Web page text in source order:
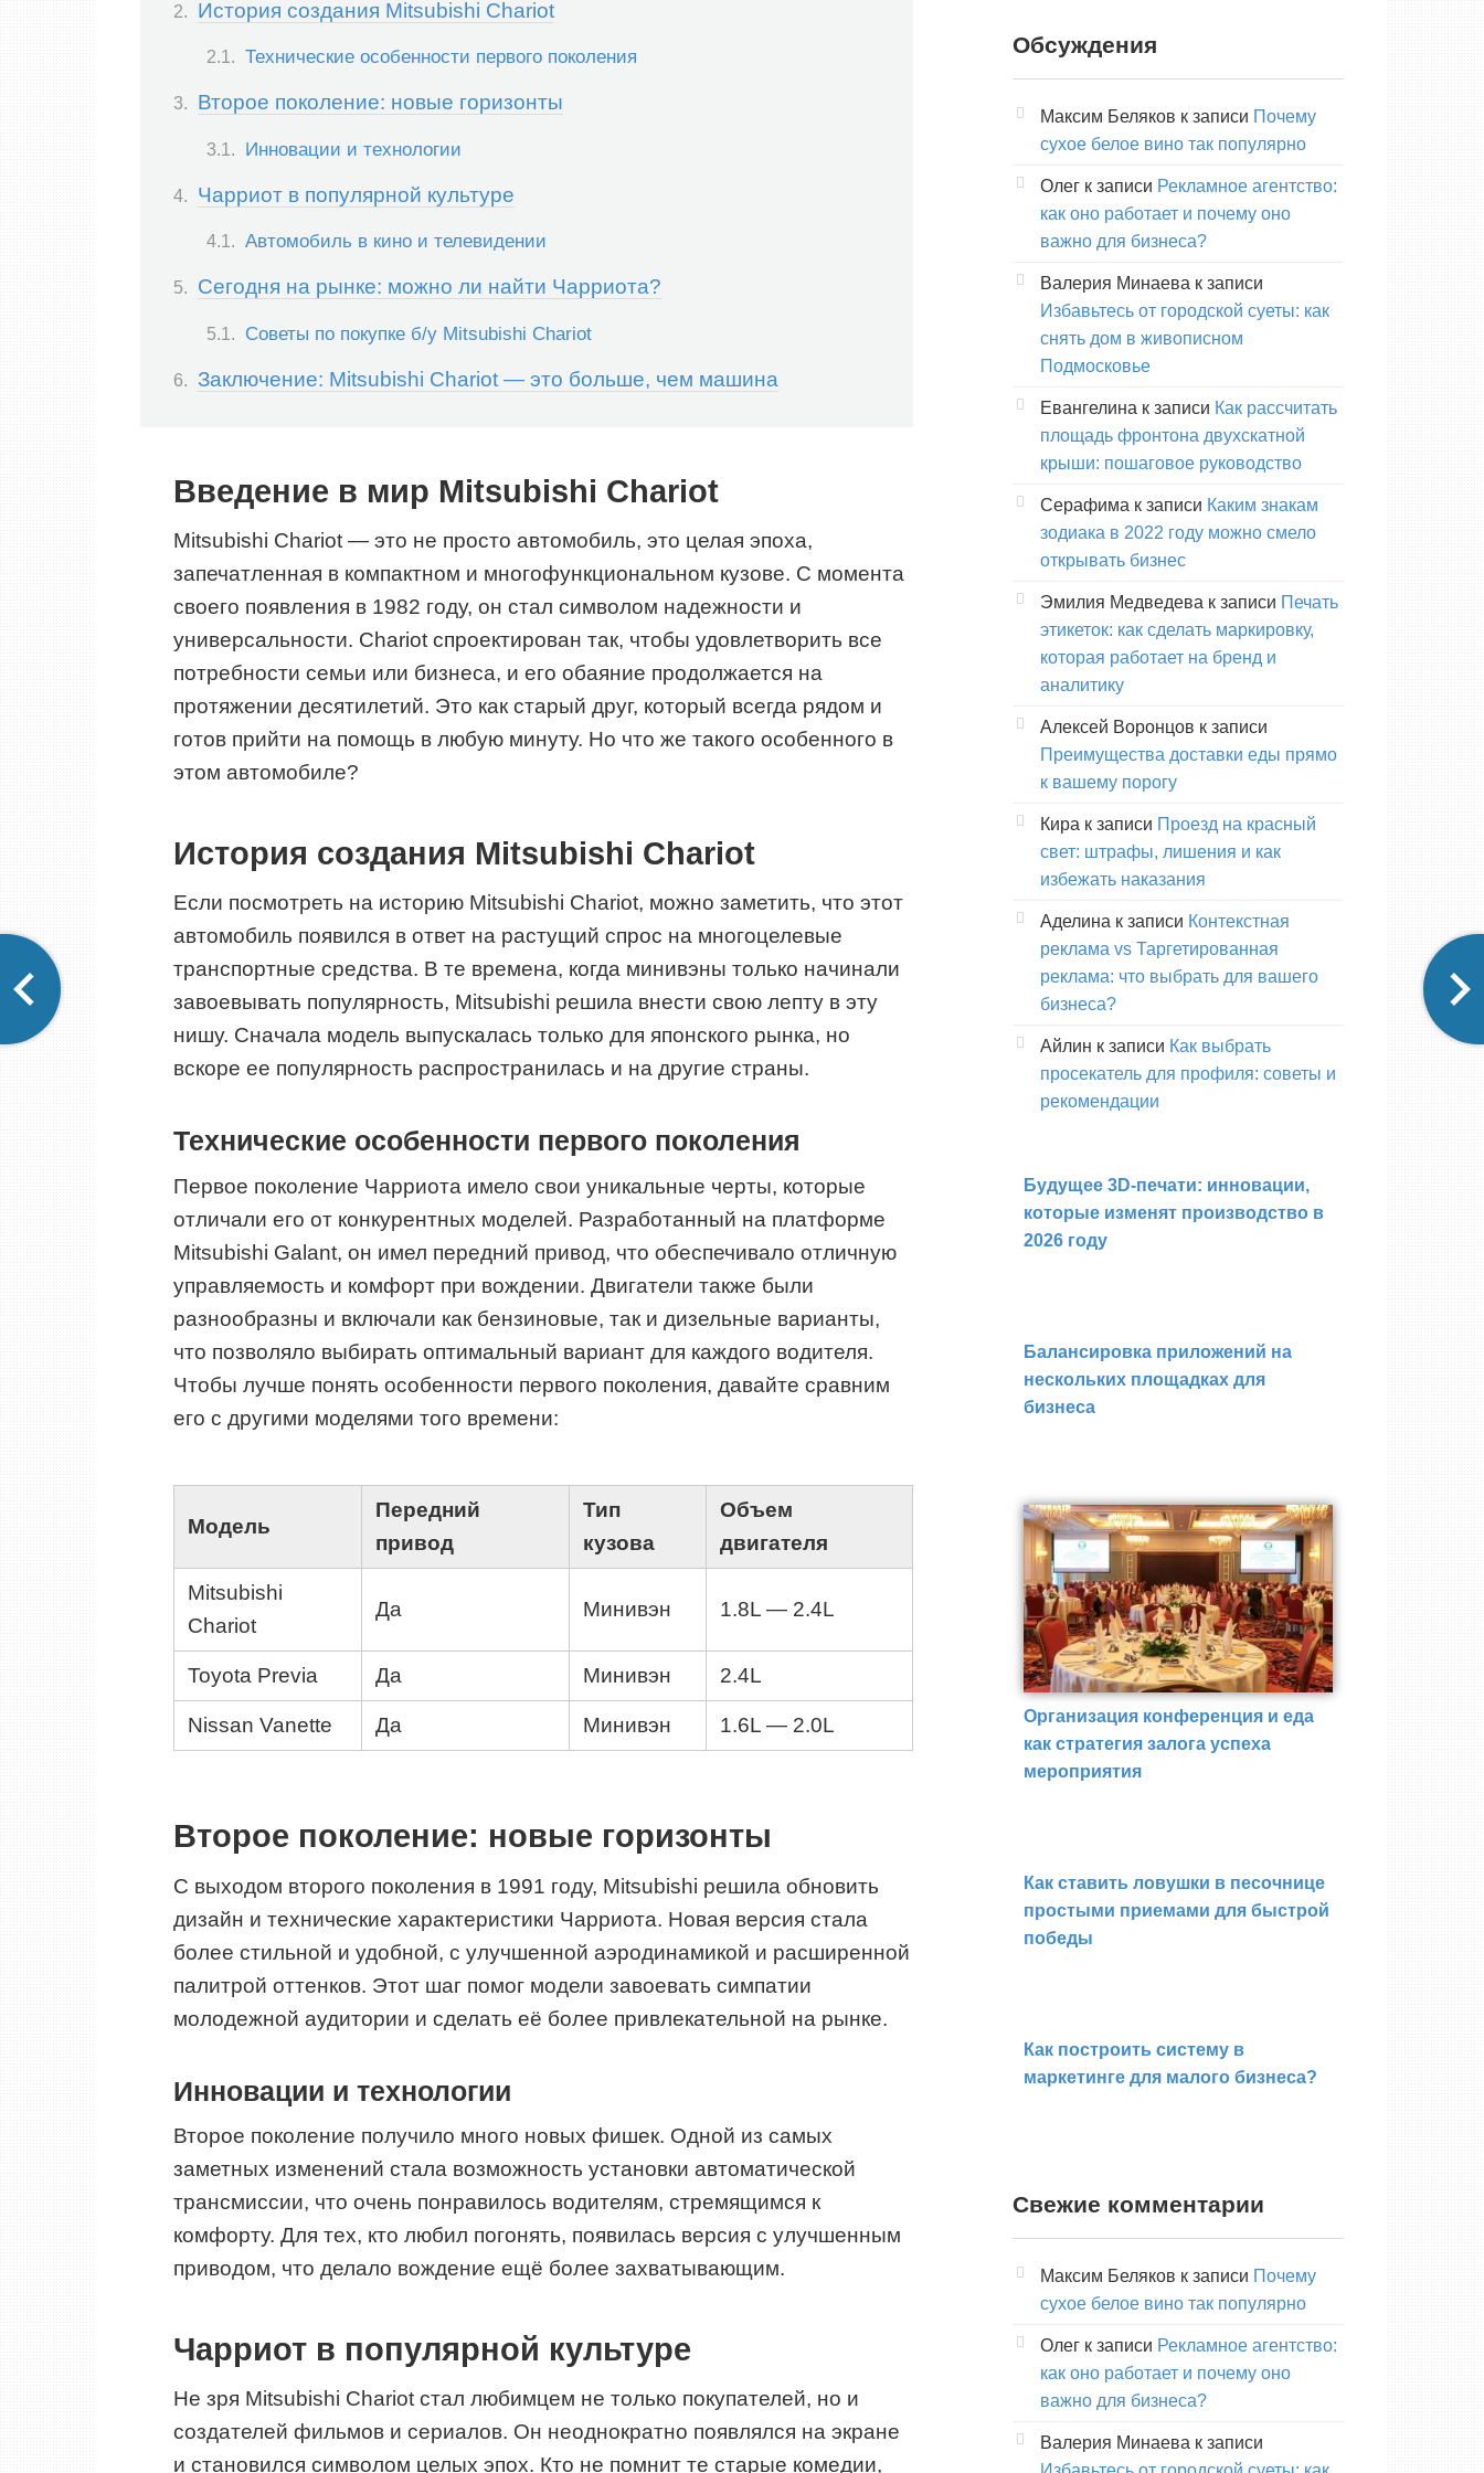
История создания Mitsubishi Chariot
Технические особенности первого поколения
Второе поколение: новые горизонты
Инновации и технологии
Чарриот в популярной культуре
Автомобиль в кино и телевидении
Сегодня на рынке: можно ли найти Чарриота?
Советы по покупке б/у Mitsubishi Chariot
Заключение: Mitsubishi Chariot — это больше, чем машина
Введение в мир Mitsubishi Chariot
Mitsubishi Chariot — это не просто автомобиль, это целая эпоха,
запечатленная в компактном и многофункциональном кузове. С момента
своего появления в 1982 году, он стал символом надежности и
универсальности. Chariot спроектирован так, чтобы удовлетворить все
потребности семьи или бизнеса, и его обаяние продолжается на
протяжении десятилетий. Это как старый друг, который всегда рядом и
готов прийти на помощь в любую минуту. Но что же такого особенного в
этом автомобиле?
История создания Mitsubishi Chariot
Если посмотреть на историю Mitsubishi Chariot, можно заметить, что этот
автомобиль появился в ответ на растущий спрос на многоцелевые
транспортные средства. В те времена, когда минивэны только начинали
завоевывать популярность, Mitsubishi решила внести свою лепту в эту
нишу. Сначала модель выпускалась только для японского рынка, но
вскоре ее популярность распространилась и на другие страны.
Технические особенности первого поколения
Первое поколение Чарриота имело свои уникальные черты, которые
отличали его от конкурентных моделей. Разработанный на платформе
Mitsubishi Galant, он имел передний привод, что обеспечивало отличную
управляемость и комфорт при вождении. Двигатели также были
разнообразны и включали как бензиновые, так и дизельные варианты,
что позволяло выбирать оптимальный вариант для каждого водителя.
Чтобы лучше понять особенности первого поколения, давайте сравним
его с другими моделями того времени:
Модель
Передний
привод
Тип
кузова
Объем
двигателя
Mitsubishi
Chariot
Да Минивэн 1.8L — 2.4L
Toyota Previa Да Минивэн 2.4L
Nissan Vanette Да Минивэн 1.6L — 2.0L
Второе поколение: новые горизонты
С выходом второго поколения в 1991 году, Mitsubishi решила обновить
дизайн и технические характеристики Чарриота. Новая версия стала
более стильной и удобной, с улучшенной аэродинамикой и расширенной
палитрой оттенков. Этот шаг помог модели завоевать симпатии
молодежной аудитории и сделать её более привлекательной на рынке.
Инновации и технологии
Второе поколение получило много новых фишек. Одной из самых
заметных изменений стала возможность установки автоматической
трансмиссии, что очень понравилось водителям, стремящимся к
комфорту. Для тех, кто любил погонять, появилась версия с улучшенным
приводом, что делало вождение ещё более захватывающим.
Чарриот в популярной культуре
Не зря Mitsubishi Chariot стал любимцем не только покупателей, но и
создателей фильмов и сериалов. Он неоднократно появлялся на экране
и становился символом целых эпох. Кто не помнит те старые комедии,
Обсуждения
Максим Беляков к записи Почему
сухое белое вино так популярно
Олег к записи Рекламное агентство:
как оно работает и почему оно
важно для бизнеса?
Валерия Минаева к записи
Избавьтесь от городской суеты: как
снять дом в живописном
Подмосковье
Евангелина к записи Как рассчитать
площадь фронтона двухскатной
крыши: пошаговое руководство
Серафима к записи Каким знакам
зодиака в 2022 году можно смело
открывать бизнес
Эмилия Медведева к записи Печать
этикеток: как сделать маркировку,
которая работает на бренд и
аналитику
Алексей Воронцов к записи
Преимущества доставки еды прямо
к вашему порогу
Кира к записи Проезд на красный
свет: штрафы, лишения и как
избежать наказания
Аделина к записи Контекстная
реклама vs Таргетированная
реклама: что выбрать для вашего
бизнеса?
Айлин к записи Как выбрать
просекатель для профиля: советы и
рекомендации
Будущее 3D-печати: инновации,
которые изменят производство в
2026 году
Балансировка приложений на
нескольких площадках для
бизнеса
Организация конференция и еда
как стратегия залога успеха
мероприятия
Как ставить ловушки в песочнице
простыми приемами для быстрой
победы
Как построить систему в
маркетинге для малого бизнеса?
Свежие комментарии
Максим Беляков к записи Почему
сухое белое вино так популярно
Олег к записи Рекламное агентство:
как оно работает и почему оно
важно для бизнеса?
Валерия Минаева к записи